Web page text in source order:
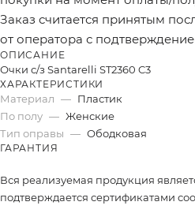
Заказ считается принятым
от оператора с
ОПИСАНИЕ
Очки с/з Santarelli ST2360 C3
ХАРАКТЕРИСТИКИ
Материал — Пластик
По полу — Женские
Тип оправы — Ободковая
ГАРАНТИЯ
Вся реализуемая продукция
подтверждается сертификатами